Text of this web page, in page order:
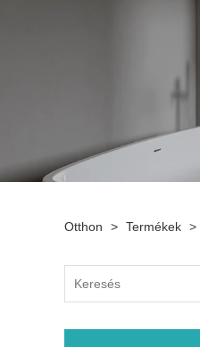
Otthon > Termékek >